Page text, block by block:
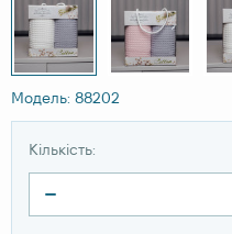
Модель: 88202
Кількість: